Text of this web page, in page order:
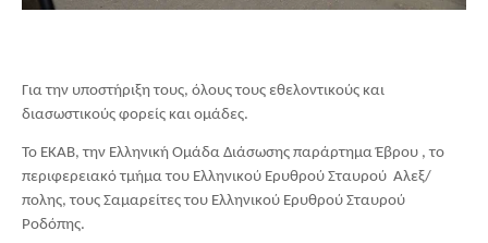
Για την υποστήριξη τους, όλους τους εθελοντικούς και
διασωστικούς φορείς και ομάδες.
Το ΕΚΑΒ, την Ελληνική Ομάδα Διάσωσης παράρτημα Έβρου , το
περιφερειακό τμήμα του Ελληνικού Ερυθρού Σταυρού  Αλεξ/
πολης, τους Σαμαρείτες του Ελληνικού Ερυθρού Σταυρού
Ροδόπης.